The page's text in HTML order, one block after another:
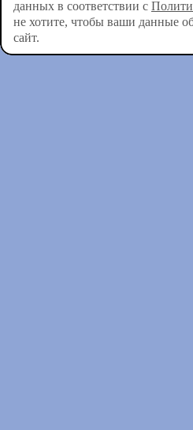
данных в соответствии с
не хотите, чтобы ваши данные
сайт.